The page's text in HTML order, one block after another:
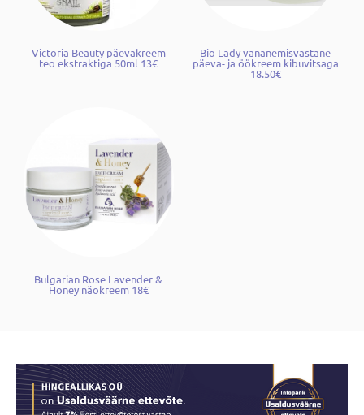
Victoria Beauty päevakreem
teo ekstraktiga 50ml 13€
Bio Lady vananemisvastane
päeva- ja öökreem kibuvitsaga
18.50€
Bulgarian Rose Lavender &
Honey näokreem 18€